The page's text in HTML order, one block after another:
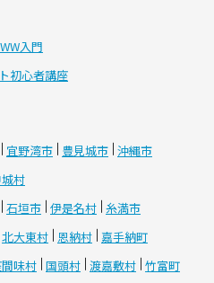
入門
初心者講座
宜野湾市 豊見城市 沖縄市
村
石垣市 伊是名村 糸満市
北大東村 恩納村 嘉手納町
味村 国頭村 渡嘉敷村 竹富町